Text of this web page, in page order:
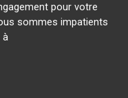
pour votre
sommes impatients
à